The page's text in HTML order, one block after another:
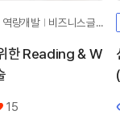
역량개발 비즈니스글쓰기
한 Reading & W
15